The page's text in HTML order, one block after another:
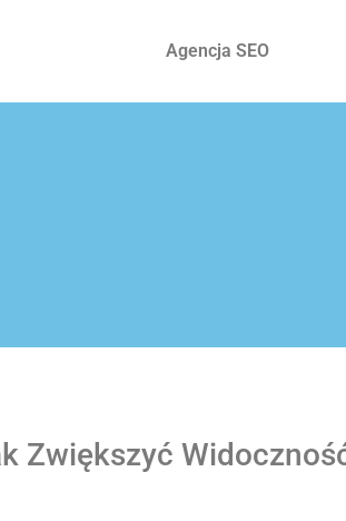
Agencja SEO
Zwiększyć